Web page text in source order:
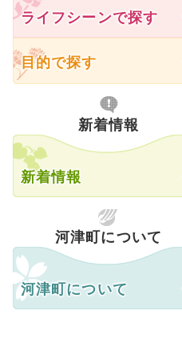
ライフシーンで探す
目的で探す
新着情報
新着情報
河津町について
河津町について